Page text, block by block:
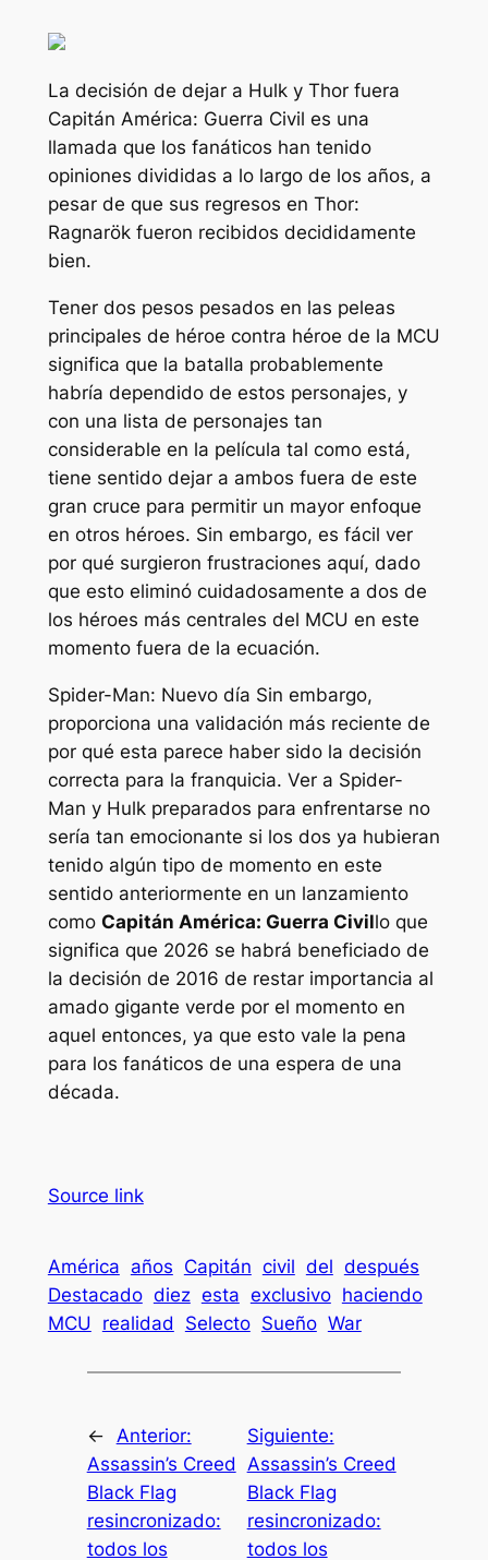
La decisión de dejar a Hulk y Thor fuera
Capitán América: Guerra Civil es una
llamada que los fanáticos han tenido
opiniones divididas a lo largo de los años, a
pesar de que sus regresos en Thor:
Ragnarökfueron recibidos decididamente
bien.
Tener dos pesos pesados ​​​​en las peleas
principales de héroe contra héroe de la MCU
significa que la batalla probablemente
habría dependido de estos personajes, y
con una lista de personajes tan
considerable en la película tal como está,
tiene sentido dejar a ambos fuera de este
gran cruce para permitir un mayor enfoque
en otros héroes. Sin embargo, es fácil ver
por qué surgieron frustraciones aquí, dado
que esto eliminó cuidadosamente a dos de
los héroes más centrales del MCU en este
momento fuera de la ecuación.
Spider-Man: Nuevo día Sin embargo,
proporciona una validación más reciente de
por qué esta parece haber sido la decisión
correcta para la franquicia. Ver a Spider-
Man y Hulk preparados para enfrentarse no
sería tan emocionante si los dos ya hubieran
tenido algún tipo de momento en este
sentido anteriormente en un lanzamiento
como Capitán América: Guerra Civillo que
significa que 2026 se habrá beneficiado de
la decisión de 2016 de restar importancia al
amado gigante verde por el momento en
aquel entonces, ya que esto vale la pena
para los fanáticos de una espera de una
década.
Source link
América años Capitán civil del después
Destacado diez esta exclusivo haciendo
MCU realidad Selecto Sueño War
← Anterior:
Assassin’s Creed
Black Flag
resincronizado:
todos los
Siguiente:
Assassin’s Creed
Black Flag
resincronizado:
todos los